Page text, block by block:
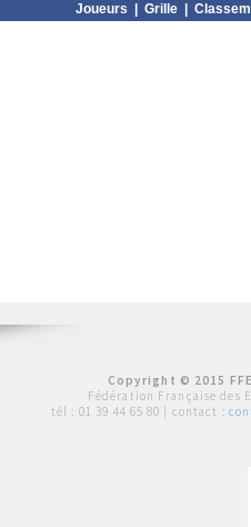
Joueurs Grille|
Copyright © 2015
Fédération Française des
tél : 01 39 44 65 80 | contact :